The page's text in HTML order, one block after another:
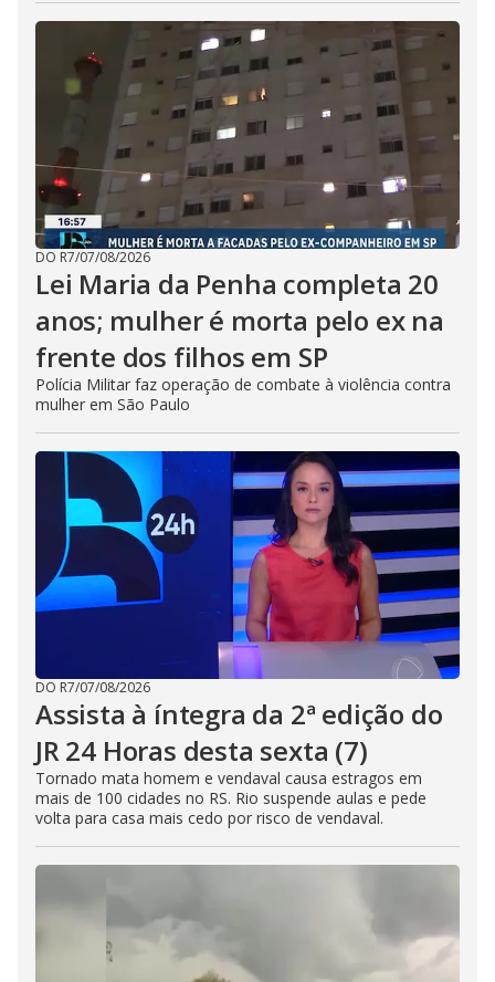
DO R7/07/08/2026
Lei Maria da Penha completa 20
anos; mulher é morta pelo ex na
frente dos filhos em SP
Polícia Militar faz operação de combate à violência contra
mulher em São Paulo
DO R7/07/08/2026
Assista à íntegra da 2ª edição do
JR 24 Horas desta sexta (7)
Tornado mata homem e vendaval causa estragos em
mais de 100 cidades no RS. Rio suspende aulas e pede
volta para casa mais cedo por risco de vendaval.